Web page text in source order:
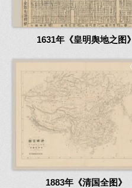
1631年《皇明舆地之图》
1883年《清国全图》